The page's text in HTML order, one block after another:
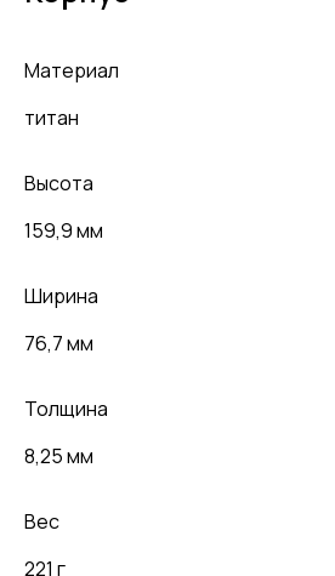
Материал
титан
Высота
159,9 мм
Ширина
76,7 мм
Толщина
8,25 мм
Вес
221 г